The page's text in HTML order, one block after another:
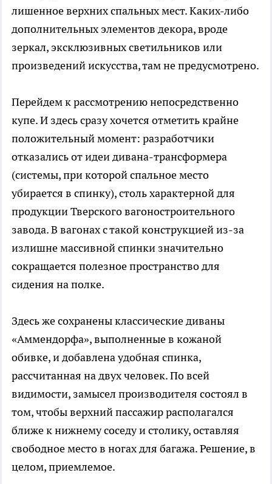
лишенное верхних спальных мест. Каких-либо
дополнительных элементов декора, вроде
зеркал, эксклюзивных светильников или
произведений искусства, там не предусмотрено.
Перейдем к рассмотрению непосредственно
купе. И здесь сразу хочется отметить крайне
положительный момент: разработчики
отказались от идеи дивана-трансформера
(системы, при которой спальное место
убирается в спинку), столь характерной для
продукции Тверского вагоностроительного
завода. В вагонах с такой конструкцией из-за
излишне массивной спинки значительно
сокращается полезное пространство для
сидения на полке.
Здесь же сохранены классические диваны
«Аммендорфа», выполненные в кожаной
обивке, и добавлена удобная спинка,
рассчитанная на двух человек. По всей
видимости, замысел производителя состоял в
том, чтобы верхний пассажир располагался
ближе к нижнему соседу и столику, оставляя
свободное место в ногах для багажа. Решение, в
целом, приемлемое.